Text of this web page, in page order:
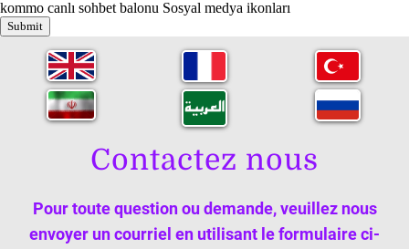
kommo canlı sohbet balonu Sosyal medya ikonları
Submit
Contactez nous
Pour toute question ou demande, veuillez nous
envoyer un courriel en utilisant le formulaire ci-